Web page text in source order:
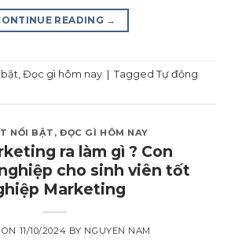
READING →
bật ,Đọc gì hôm nay TaggedTự động
NỔI BẬT ,ĐỌC GÌ HÔM NAY
ra làm gì ? Con
cho sinh viên tốt
Marketing
11/10/2024 BY NGUYEN NAM